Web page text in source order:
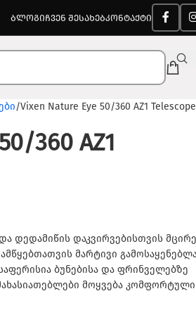
ᲑᲚᲝᲒᲘᲩᲕᲔᲜ ᲨᲔᲡᲐᲮᲔᲑᲙᲝᲜᲢᲐᲥᲢᲘ
Vixen Nature Eye 50/360 AZ1 Telescope
360 AZ1
დედამიწის დაკვირვებისთვის
მარტივი
ბუნებისა და ფრინველებზე
მოყვება კომფორტული